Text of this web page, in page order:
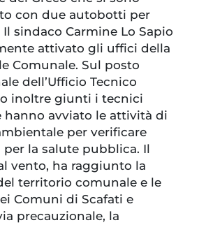
con due autobotti per
sindaco Carmine Lo Sapio
attivato gli uffici della
Comunale. Sul posto
dell’Ufficio Tecnico
inoltre giunti i tecnici
hanno avviato le attività di
per verificare
la salute pubblica. Il
vento, ha raggiunto la
territorio comunale e le
Comuni di Scafati e
precauzionale, la